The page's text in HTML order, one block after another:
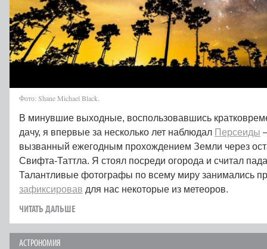
Фото: Shane Michael Black.
В минувшие выходные, воспользовавшись
дачу, я впервые за несколько лет наблюдал Персеиды
вызванный ежегодным прохождением Земли через
Свифта-Таттла. Я стоял посреди огорода и считал
Талантливые фотографы по всему миру занимались
зафиксировав для нас некоторые из метеоров.
ЧИТАТЬ ДАЛЬШЕ
АСТРОНОМИЯ